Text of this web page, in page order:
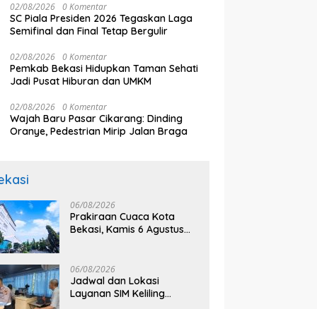
02/08/2026 0 Komentar
SC Piala Presiden 2026 Tegaskan Laga
Semifinal dan Final Tetap Bergulir
02/08/2026 0 Komentar
Pemkab Bekasi Hidupkan Taman Sehati
Jadi Pusat Hiburan dan UMKM
02/08/2026 0 Komentar
Wajah Baru Pasar Cikarang: Dinding
Oranye, Pedestrian Mirip Jalan Braga
06/08/2026
Prakiraan Cuaca Kota
Bekasi, Kamis 6 Agustus
06/08/2026
Jadwal dan Lokasi
Layanan SIM Keliling